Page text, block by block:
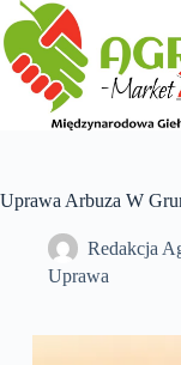
Przejdź
do
treści
Uprawa Arbuza W
Redakcja
Uprawa